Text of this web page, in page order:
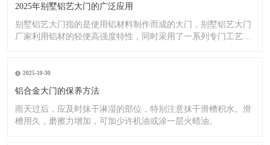
2025年别墅铝艺大门的广泛应用
别墅铝艺大门指的是使用铝材料制作而成的大门，别墅铝艺大门
厂家利用铝材的轻便高强度特性，同时采用了一系列专门工艺，
2025-10-30
铝合金大门的保养方法
雨天过后，应及时抹干淋湿的部位，特别注意抹干滑槽积水。滑
槽用久，磨擦力增加，可加少许机油或涂一层火蜡油。